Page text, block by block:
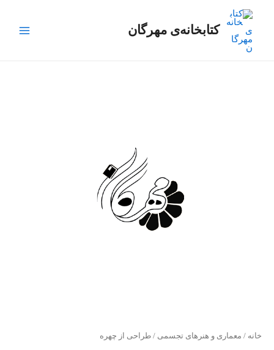
کتابخانه‌ی مهرگان
Menu
خانه / معماری و هنرهای تجسمی / طراحی از چهره